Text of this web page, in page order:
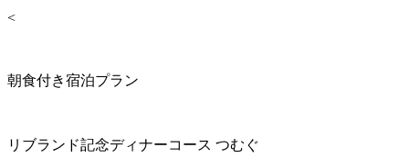
<
朝食付き宿泊プラン
リブランド記念ディナーコース つむぐ